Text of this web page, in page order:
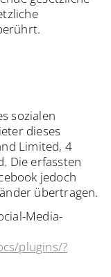
sozialen
dieses
Limited, 4
Die erfassten
jedoch
übertragen.
Media-
plugins/?